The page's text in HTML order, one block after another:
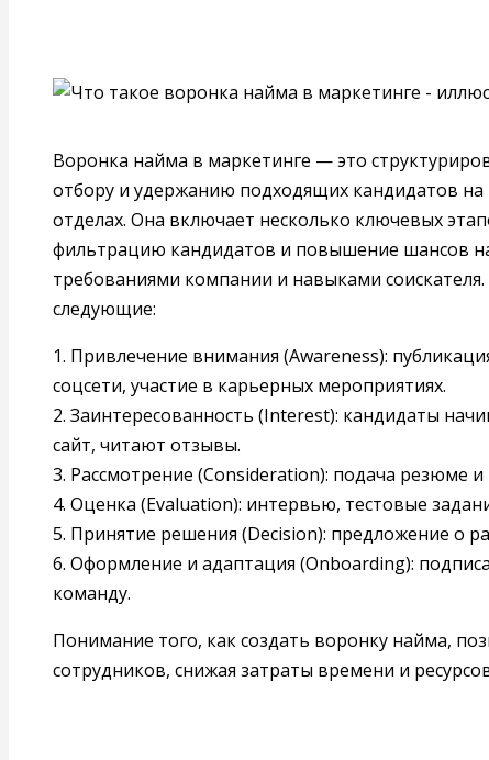
Воронка найма в маркетинге — это
отбору и удержанию подходящих кандидатов
отделах. Она включает несколько ключевых
фильтрацию кандидатов и повышение шансов
требованиями компании и навыками
следующие:
1. Привлечение внимания (Awareness):
соцсети, участие в карьерных мероприятиях.
2. Заинтересованность (Interest): кандидаты
сайт, читают отзывы.
3. Рассмотрение (Consideration): подача резюме
4. Оценка (Evaluation): интервью, тестовые
5. Принятие решения (Decision): предложение о
6. Оформление и адаптация (Onboarding):
команду.
Понимание того, как создать воронку найма,
сотрудников, снижая затраты времени и